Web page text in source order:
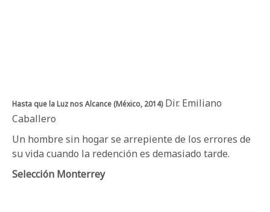
Hasta que la Luz nos Alcance (México, 2014)Dir. Emiliano
Caballero
Un hombre sin hogar se arrepiente de los errores de
su vida cuando la redención es demasiado tarde.
Selección Monterrey